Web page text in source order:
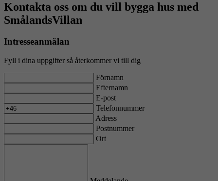
Kontakta oss om du vill bygga hus med
SmålandsVillan
Intresseanmälan
Fyll i dina uppgifter så återkommer vi till dig
Förnamn
Efternamn
E-post
Telefonnummer
Adress
Postnummer
Ort